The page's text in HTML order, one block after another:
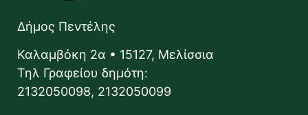
Δήμος Πεντέλης
Καλαμβόκη 2α • 15127, Μελίσσια
Τηλ Γραφείου δημότη:
2132050098, 2132050099